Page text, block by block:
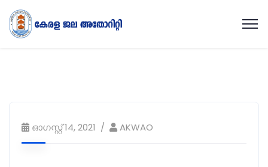
ഓഗസ്റ്റ്‌ 14, 2021 AKWAO